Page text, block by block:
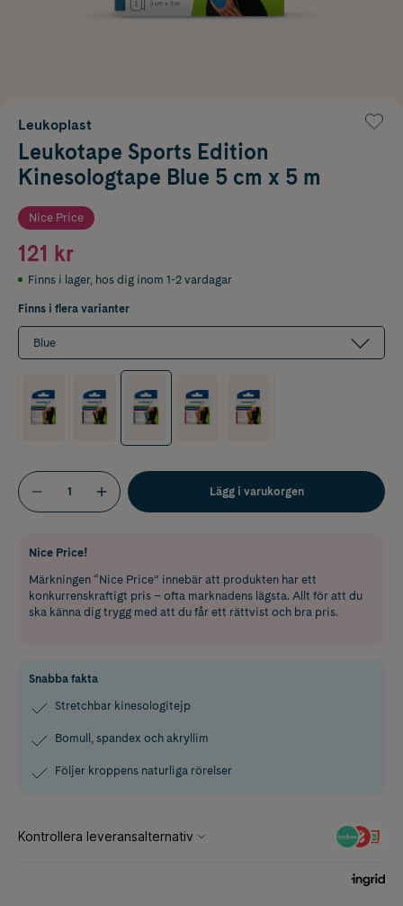
Leukoplast
Leukotape Sports Edition
Kinesologtape Blue 5 cm x 5 m
Nice Price
121 kr
Finns i lager, hos dig inom 1-2 vardagar
Finns i flera varianter
Blue
Lägg i varukorgen
Nice Price!
Märkningen “Nice Price” innebär att produkten har ett
konkurrenskraftigt pris – ofta marknadens lägsta. Allt för att du
ska känna dig trygg med att du får ett rättvist och bra pris.
Snabba fakta
Stretchbar kinesologitejp
Bomull, spandex och akryllim
Följer kroppens naturliga rörelser